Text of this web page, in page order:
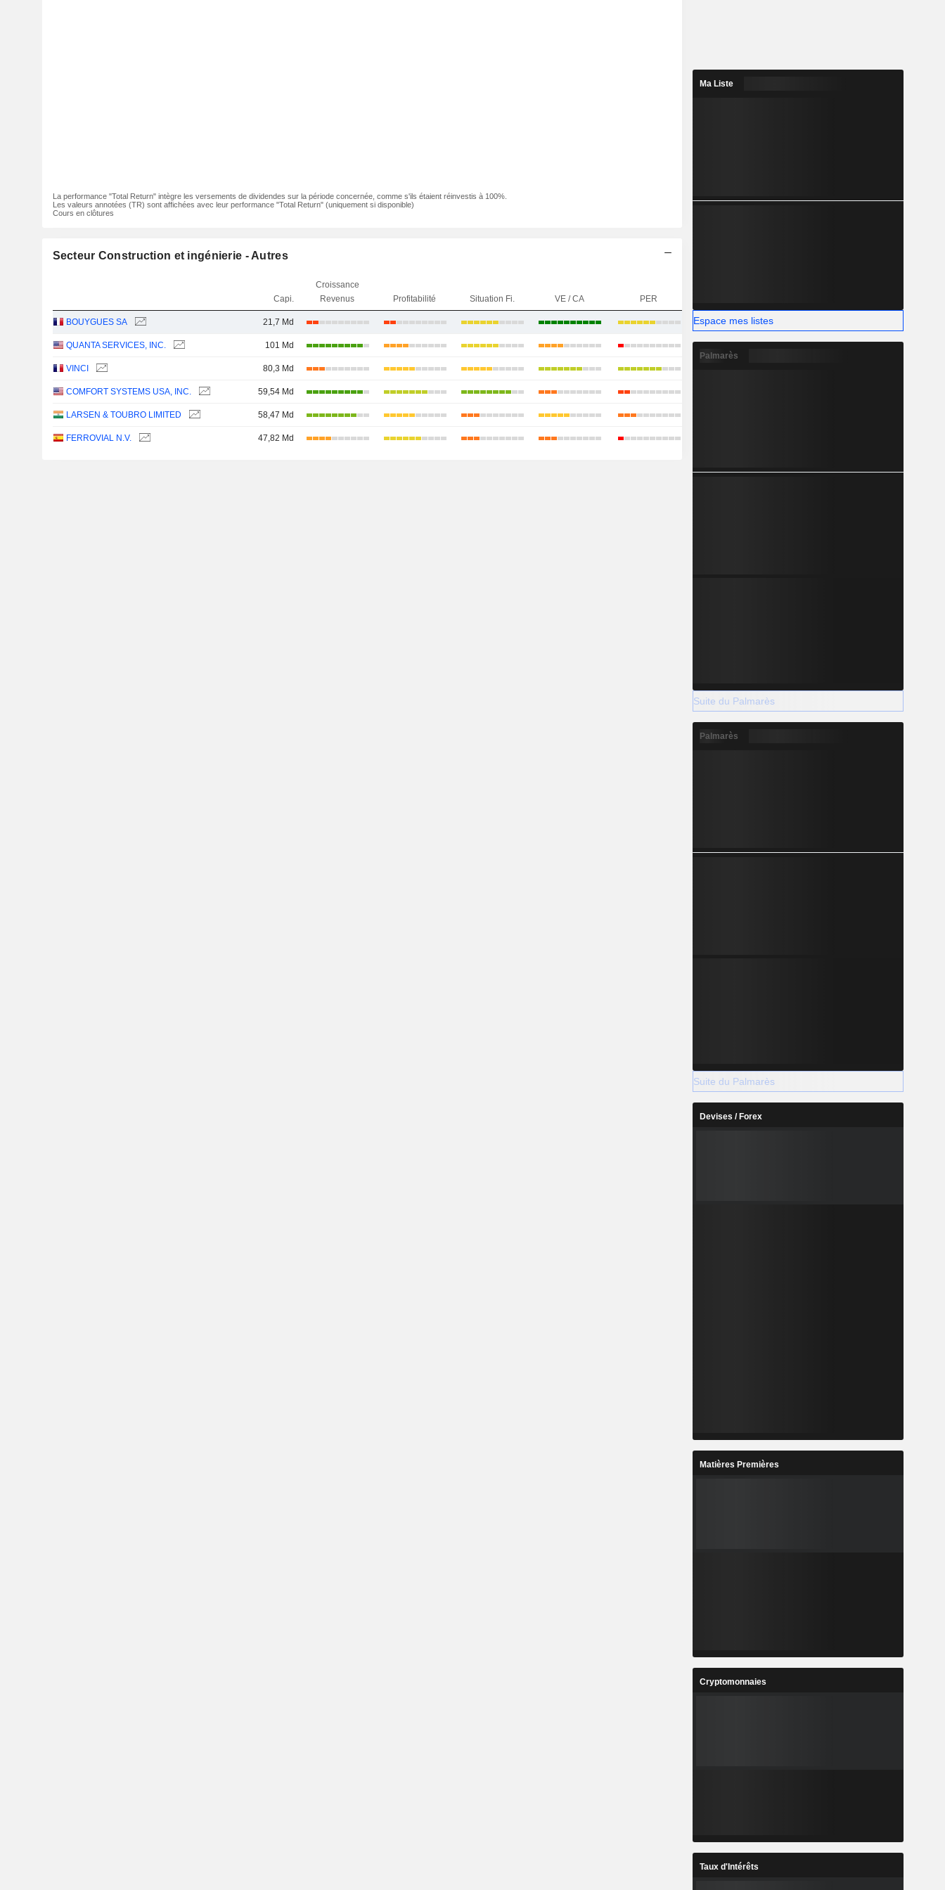
La performance "Total Return" intègre les versements de dividendes sur la période concernée, comme s'ils étaient réinvestis à 100%.
Les valeurs annotées (TR) sont affichées avec leur performance "Total Return" (uniquement si disponible)
Cours en clôtures
Secteur Construction et ingénierie - Autres
Capi.
Croissance
Revenus
Profitabilité Situation Fi. VE / CA PER
BOUYGUES SA 21,7 Md
QUANTA SERVICES, INC. 101 Md
VINCI 80,3 Md
COMFORT SYSTEMS USA, INC. 59,54 Md
LARSEN & TOUBRO LIMITED 58,47 Md
FERROVIAL N.V. 47,82 Md
Ma Liste
Espace mes listes
Palmarès
Suite du Palmarès
Palmarès
Suite du Palmarès
Devises / Forex
Matières Premières
Cryptomonnaies
Taux d'Intérêts